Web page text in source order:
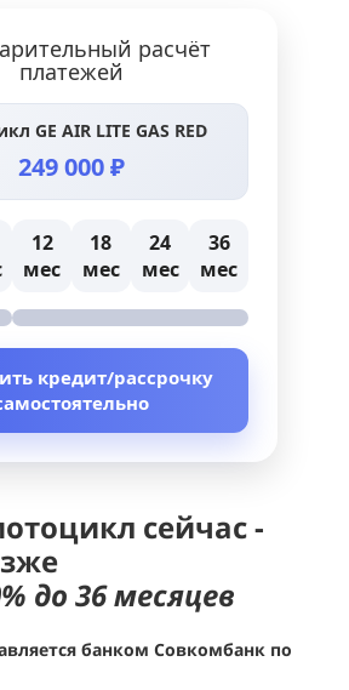
расчёт
платежей
GE AIR LITE GAS RED
249 000 ₽
12
мес
18
мес
24
мес
36
мес
кредит/рассрочку
сейчас -
до 36 месяцев
банком Совкомбанк по